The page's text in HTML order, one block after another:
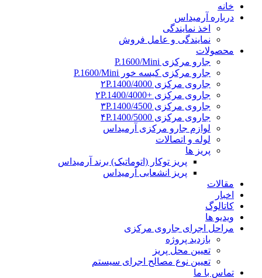
خانه
درباره آرمیداس
اخذ نمایندگی
نمایندگی و عامل فروش
محصولات
جارو مرکزی P.1600/Mini
جارو مرکزی کیسه خور P.1600/Mini
جاروی مرکزی ۲P.1400/4000
جاروی مرکزی +۲P.1400/4000
جاروی مرکزی ۳P.1400/4500
جاروی مرکزی ۴P.1400/5000
لوازم جارو مرکزی آرمیداس
لوله و اتصالات
پریز ها
پریز توکار (اتوماتیک) برند آرمیداس
پریز انشعابی آرمیداس
مقالات
اخبار
کاتالوگ
ویدیو ها
مراحل اجرای جاروی مرکزی
بازدید پروژه
تعیین محل پریز
تعیین نوع مصالح اجرای سیستم
تماس با ما